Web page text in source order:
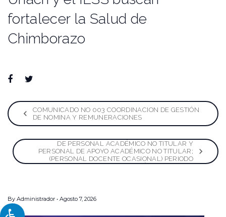
fortalecer la Salud de
Chimborazo
Facebook
Navegación
de
entradas
COMUNICADO NO 003 COORDINACION DE GESTIÓN
DE NOMINA Y REMUNERACIONES
DE PERSONAL ACADÉMICO NO TITULAR Y
PERSONAL DE APOYO ACADÉMICO NO TITULAR;
(PERSONAL DOCENTE OCASIONAL) PERIODO
ACADÉMICO 2025-1S.
By Administrador Agosto 7, 2026